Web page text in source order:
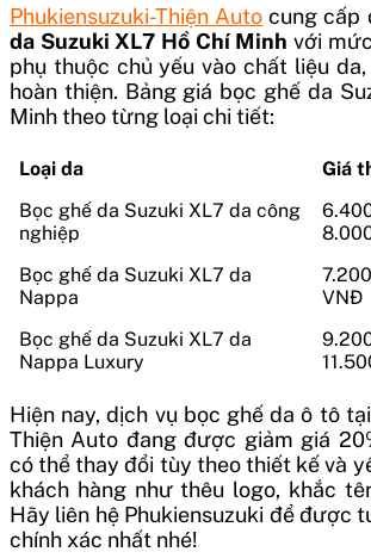
Phukiensuzuki-Thiện Auto cung cấp
da Suzuki XL7 Hồ Chí Minh với
phụ thuộc chủ yếu vào chất liệu
hoàn thiện. Bảng giá bọc ghế da
Minh theo từng loại chi tiết:
Loại da
Giá
Bọc ghế da Suzuki XL7 da công
nghiệp
Bọc ghế da Suzuki XL7 da
Nappa
VNĐ
Bọc ghế da Suzuki XL7 da
Nappa Luxury
Hiện nay, dịch vụ bọc ghế da ô tô
Thiện Auto đang được giảm giá
có thể thay đổi tùy theo thiết kế và
khách hàng như thêu logo, khắc
Hãy liên hệ Phukiensuzuki để được
chính xác nhất nhé!